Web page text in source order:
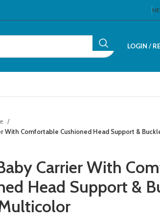
LOGIN /
With Comfortable Cushioned Head Support &
Carrier With
Head Support &